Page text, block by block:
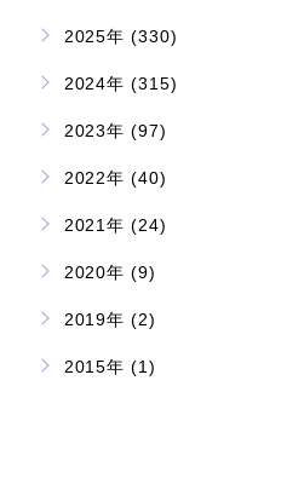
2025年 (330)
2024年 (315)
2023年 (97)
2022年 (40)
2021年 (24)
2020年 (9)
2019年 (2)
2015年 (1)